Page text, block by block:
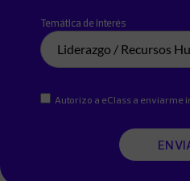
Temática de interés
Autorizo a eClass a enviarme